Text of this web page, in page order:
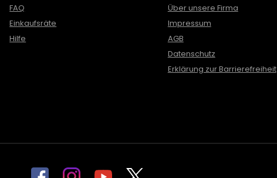
FAQ
Einkaufsräte
Hilfe
Über unsere Firma
Impressum
AGB
Datenschutz
Erklärung zur Barrierefreiheit